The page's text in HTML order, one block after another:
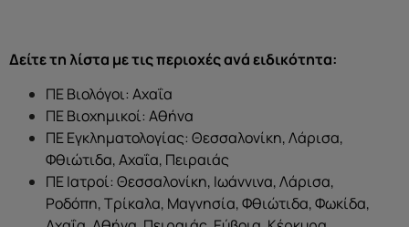
Δείτε τη λίστα με τις περιοχές ανά ειδικότητα:
ΠΕ Βιολόγοι: Αχαΐα
ΠΕ Βιοχημικοί: Αθήνα
ΠΕ Εγκληματολογίας: Θεσσαλονίκη, Λάρισα,
Φθιώτιδα, Αχαΐα, Πειραιάς
ΠΕ Ιατροί: Θεσσαλονίκη, Ιωάννινα, Λάρισα,
Ροδόπη, Τρίκαλα, Μαγνησία, Φθιώτιδα, Φωκίδα,